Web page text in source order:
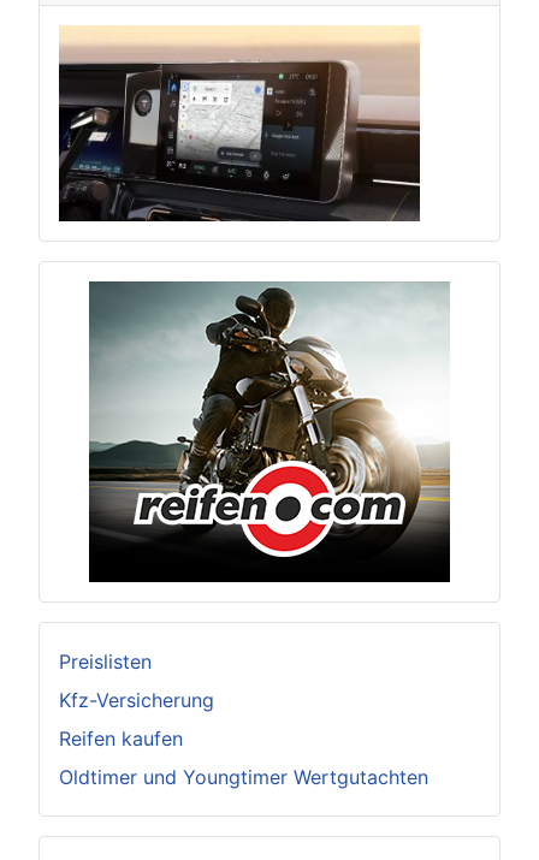
Preislisten
Kfz-Versicherung
Reifen kaufen
Oldtimer und Youngtimer Wertgutachten